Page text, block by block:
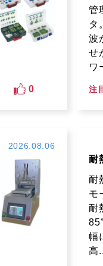
0
管
タ
波
せ
ワ
注
2026.08.06
耐
耐
モ
耐
幅
高